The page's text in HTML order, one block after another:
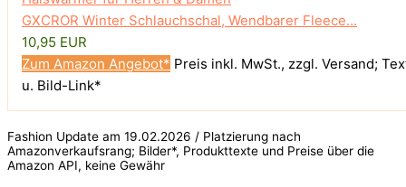
GXCROR Winter Schlauchschal, Wendbarer Fleece...
10,95 EUR
Zum Amazon Angebot* Preis inkl. MwSt., zzgl. Versand;
u. Bild-Link*
Fashion Update am 19.02.2026 / Platzierung nach
Amazonverkaufsrang; Bilder*, Produkttexte und Preise über die
Amazon API, keine Gewähr